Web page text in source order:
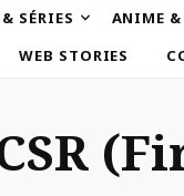
SÉRIES ANIME
WEB STORIES